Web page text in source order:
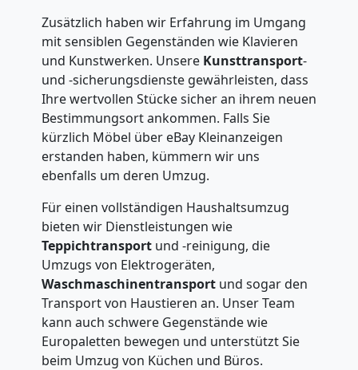
Zusätzlich haben wir Erfahrung im Umgang
mit sensiblen Gegenständen wie Klavieren
und Kunstwerken. Unsere Kunsttransport-
und -sicherungsdienste gewährleisten, dass
Ihre wertvollen Stücke sicher an ihrem neuen
Bestimmungsort ankommen. Falls Sie
kürzlich Möbel über eBay Kleinanzeigen
erstanden haben, kümmern wir uns
ebenfalls um deren Umzug.
Für einen vollständigen Haushaltsumzug
bieten wir Dienstleistungen wie
Teppichtransport und -reinigung, die
Umzugs von Elektrogeräten,
Waschmaschinentransport und sogar den
Transport von Haustieren an. Unser Team
kann auch schwere Gegenstände wie
Europaletten bewegen und unterstützt Sie
beim Umzug von Küchen und Büros.